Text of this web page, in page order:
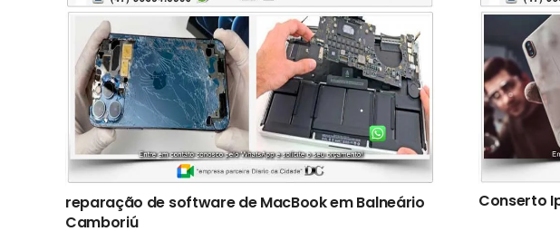
reparação de software de MacBook em Balneário
Camboriú
Conserto